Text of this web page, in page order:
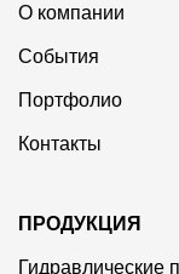
О компании
События
Портфолио
Контакты
ПРОДУКЦИЯ
Гидравлические